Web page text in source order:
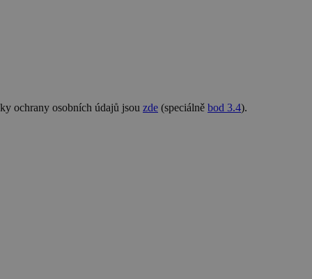
ochrany osobních údajů jsou zde (speciálně bod 3.4).